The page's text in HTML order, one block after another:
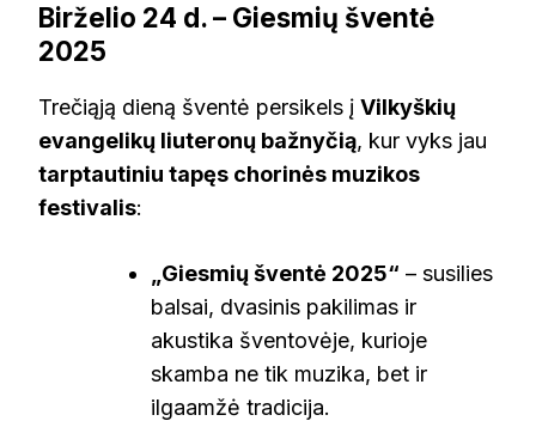
Birželio 24 d. – Giesmių šventė
2025
Trečiąją dieną šventė persikels į Vilkyškių
evangelikų liuteronų bažnyčią, kur vyks jau
tarptautiniu tapęs chorinės muzikos
festivalis:
„Giesmių šventė 2025“ – susilies
balsai, dvasinis pakilimas ir
akustika šventovėje, kurioje
skamba ne tik muzika, bet ir
ilgaamžė tradicija.